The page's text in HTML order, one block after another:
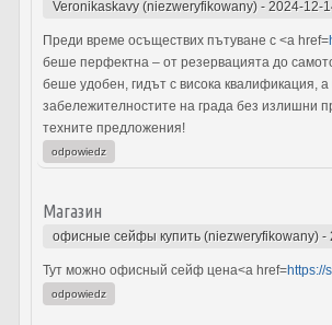
Veronikaskavy (niezweryfikowany) - 2024-12-
Преди време осъществих пътуване с <a href=
беше перфектна – от резервацията до
беше удобен, гидът с висока квалификация,
забележителностите на града без излишни
техните предложения!
odpowiedz
Магазин
офисные сейфы купить (niezweryfikowany) -
Тут можно офисный сейф цена<a href=https://
odpowiedz